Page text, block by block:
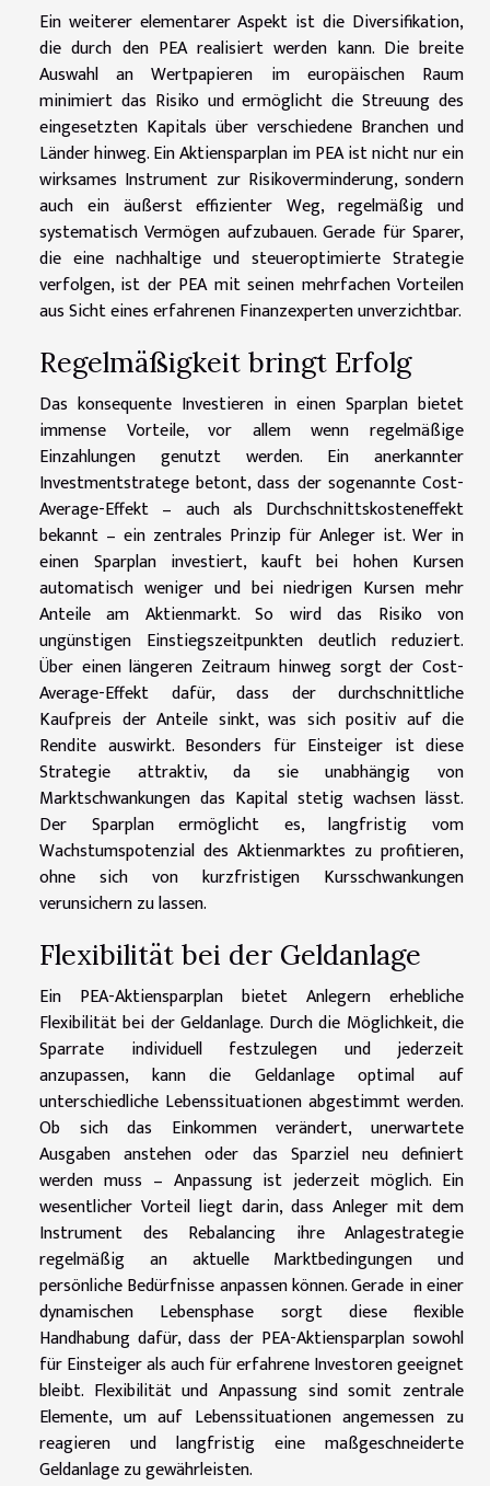
Ein weiterer elementarer Aspekt ist die Diversifikation,
die durch den PEA realisiert werden kann. Die breite
Auswahl an Wertpapieren im europäischen Raum
minimiert das Risiko und ermöglicht die Streuung des
eingesetzten Kapitals über verschiedene Branchen und
Länder hinweg. Ein Aktiensparplan im PEA ist nicht nur ein
wirksames Instrument zur Risikoverminderung, sondern
auch ein äußerst effizienter Weg, regelmäßig und
systematisch Vermögen aufzubauen. Gerade für Sparer,
die eine nachhaltige und steueroptimierte Strategie
verfolgen, ist der PEA mit seinen mehrfachen Vorteilen
aus Sicht eines erfahrenen Finanzexperten unverzichtbar.
Regelmäßigkeit bringt Erfolg
Das konsequente Investieren in einen Sparplan bietet
immense Vorteile, vor allem wenn regelmäßige
Einzahlungen genutzt werden. Ein anerkannter
Investmentstratege betont, dass der sogenannte Cost-
Average-Effekt – auch als Durchschnittskosteneffekt
bekannt – ein zentrales Prinzip für Anleger ist. Wer in
einen Sparplan investiert, kauft bei hohen Kursen
automatisch weniger und bei niedrigen Kursen mehr
Anteile am Aktienmarkt. So wird das Risiko von
ungünstigen Einstiegszeitpunkten deutlich reduziert.
Über einen längeren Zeitraum hinweg sorgt der Cost-
Average-Effekt dafür, dass der durchschnittliche
Kaufpreis der Anteile sinkt, was sich positiv auf die
Rendite auswirkt. Besonders für Einsteiger ist diese
Strategie attraktiv, da sie unabhängig von
Marktschwankungen das Kapital stetig wachsen lässt.
Der Sparplan ermöglicht es, langfristig vom
Wachstumspotenzial des Aktienmarktes zu profitieren,
ohne sich von kurzfristigen Kursschwankungen
verunsichern zu lassen.
Flexibilität bei der Geldanlage
Ein PEA-Aktiensparplan bietet Anlegern erhebliche
Flexibilität bei der Geldanlage. Durch die Möglichkeit, die
Sparrate individuell festzulegen und jederzeit
anzupassen, kann die Geldanlage optimal auf
unterschiedliche Lebenssituationen abgestimmt werden.
Ob sich das Einkommen verändert, unerwartete
Ausgaben anstehen oder das Sparziel neu definiert
werden muss – Anpassung ist jederzeit möglich. Ein
wesentlicher Vorteil liegt darin, dass Anleger mit dem
Instrument des Rebalancing ihre Anlagestrategie
regelmäßig an aktuelle Marktbedingungen und
persönliche Bedürfnisse anpassen können. Gerade in einer
dynamischen Lebensphase sorgt diese flexible
Handhabung dafür, dass der PEA-Aktiensparplan sowohl
für Einsteiger als auch für erfahrene Investoren geeignet
bleibt. Flexibilität und Anpassung sind somit zentrale
Elemente, um auf Lebenssituationen angemessen zu
reagieren und langfristig eine maßgeschneiderte
Geldanlage zu gewährleisten.